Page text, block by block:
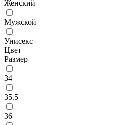
Женский
Мужской
Унисекс
Цвет
Размер
34
35.5
36